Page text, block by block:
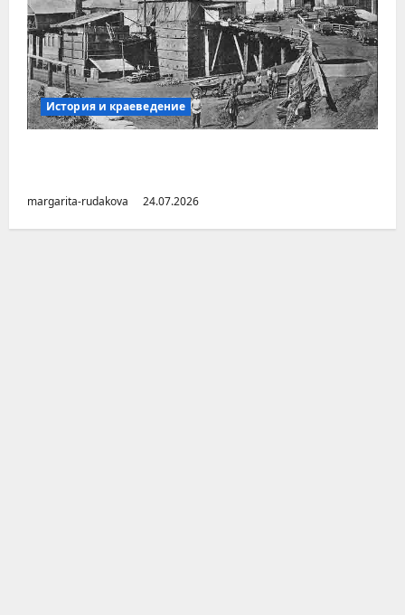
История и краеведение
margarita-rudakova 24.07.2026